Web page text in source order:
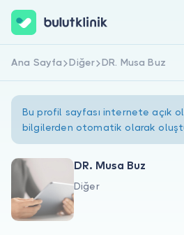
Hakkımızda
Hemen Kaydol
Ana Sayfa Diğer DR. Musa Buz
Bu profil sayfası internete açık
bilgilerden otomatik olarak
DR. Musa Buz
Diğer